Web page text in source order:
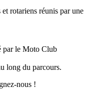
rotariens réunis par une
par le Moto Club
long du parcours.
nous !